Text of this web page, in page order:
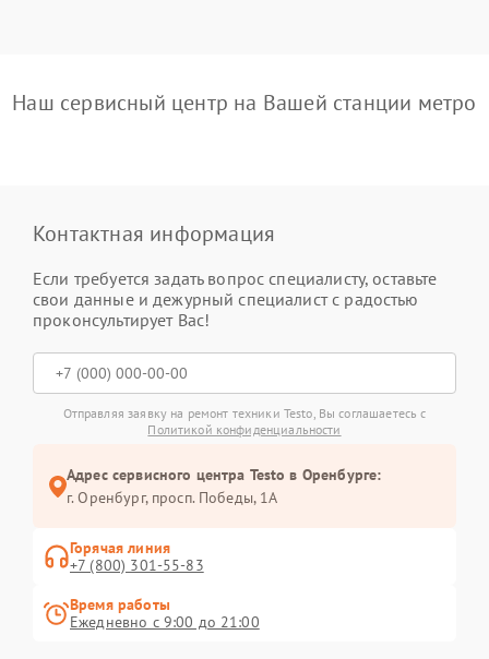
Наш сервисный центр на Вашей станции метро
Контактная информация
Если требуется задать вопрос специалисту, оставьте
свои данные и дежурный специалист с радостью
проконсультирует Вас!
Отправляя заявку на ремонт техники Testo, Вы соглашаетесь с
Политикой конфиденциальности
Адрес сервисного центра Testo в Оренбурге:
г. Оренбург, просп. Победы, 1А
Горячая линия
+7 (800) 301-55-83
Время работы
Ежедневно с 9:00 до 21:00